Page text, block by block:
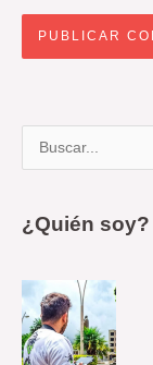
r
p
o
¿Quién soy?